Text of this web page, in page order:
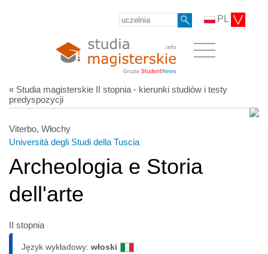
PL
« Studia magisterskie II stopnia - kierunki studiów i testy
predyspozycji
Viterbo, Włochy
Università degli Studi della Tuscia
Archeologia e Storia
dell'arte
II stopnia
Język wykładowy: włoski